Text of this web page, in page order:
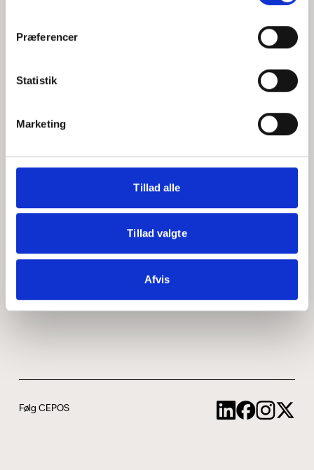
Præferencer
Statistik
Marketing
Tillad alle
Tillad valgte
Afvis
Hvem er CEPOS
Medarbejdere
ABCepos
Podcast
Følg CEPOS